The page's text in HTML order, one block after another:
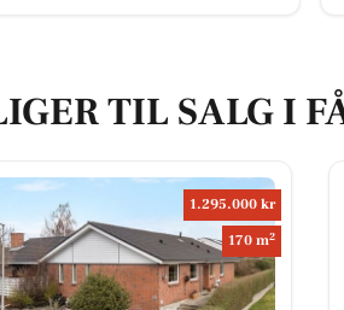
TIL SALG I
1.295.000 kr
170 m2